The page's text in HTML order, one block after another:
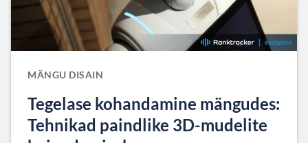
MÄNGU DISAIN
Tegelase kohandamine mängudes:
Tehnikad paindlike 3D-mudelite